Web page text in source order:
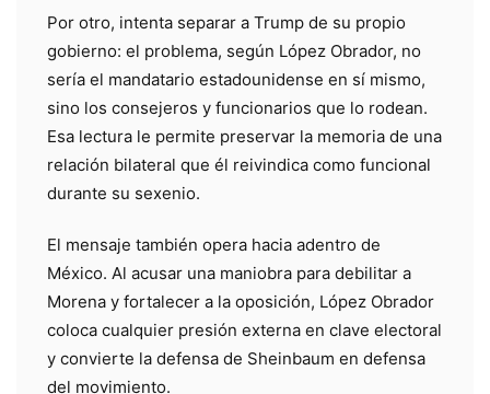
Por otro, intenta separar a Trump de su propio
gobierno: el problema, según López Obrador, no
sería el mandatario estadounidense en sí mismo,
sino los consejeros y funcionarios que lo rodean.
Esa lectura le permite preservar la memoria de una
relación bilateral que él reivindica como funcional
durante su sexenio.
El mensaje también opera hacia adentro de
México. Al acusar una maniobra para debilitar a
Morena y fortalecer a la oposición, López Obrador
coloca cualquier presión externa en clave electoral
y convierte la defensa de Sheinbaum en defensa
del movimiento.